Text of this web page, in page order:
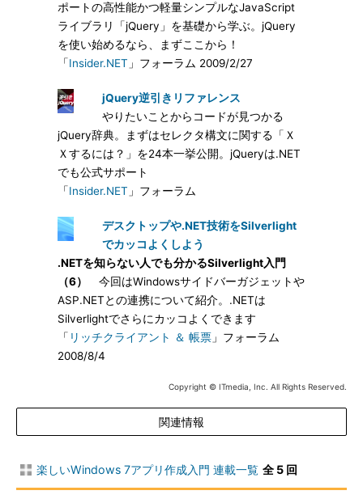
ポートの高性能かつ軽量シンプルなJavaScript
ライブラリ「jQuery」を基礎から学ぶ。jQuery
を使い始めるなら、まずここから！
「Insider.NET 」フォーラム 2009/2/27
jQuery逆引きリファレンス
やりたいことからコードが見つかる
jQuery辞典。まずはセレクタ構文に関する「Ｘ
Ｘするには？」を24本一挙公開。jQueryは.NET
でも公式サポート
「Insider.NET 」フォーラム
デスクトップや.NET技術をSilverlight
でカッコよくしよう
.NETを知らない人でも分かるSilverlight入門
（6）
今回はWindowsサイドバーガジェットや
ASP.NETとの連携について紹介。.NETは
Silverlightでさらにカッコよくできます
「 リッチクライアント ＆ 帳票 」フォーラム
2008/8/4
Copyright © ITmedia, Inc. All Rights Reserved.
関連情報
楽しいWindows 7アプリ作成入門 連載一覧 全 5 回